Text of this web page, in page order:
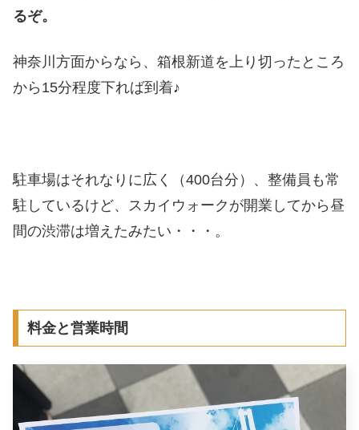
るぞ。
神奈川方面からなら、箱根新道を上り切ったところ
から15分程度下れば到着♪
駐車場はそれなりに広く（400台分）、整備員も常
駐しているけど、スカイウォークが開業してから昼
間の渋滞は増えたみたい・・・。
料金と営業時間